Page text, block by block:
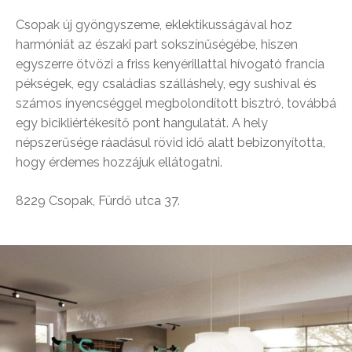
Csopak új gyöngyszeme, eklektikusságával hoz
harmóniát az északi part sokszínűségébe, hiszen
egyszerre ötvözi a friss kenyérillattal hívogató francia
pékségek, egy családias szálláshely, egy sushival és
számos ínyencséggel megbolondított bisztró, továbbá
egy bicikliértékesítő pont hangulatát. A hely
népszerűsége ráadásul rövid idő alatt bebizonyította,
hogy érdemes hozzájuk ellátogatni.
8229 Csopak, Fürdő utca 37.